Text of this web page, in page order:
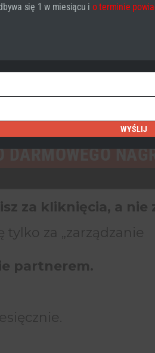
Email, Ponieważ
DARMOWEGO
za kliknięcia, a nie
tylko za „zarządzanie
partnerem.
się 1 w miesiącu i o terminie
WYŚLIJ